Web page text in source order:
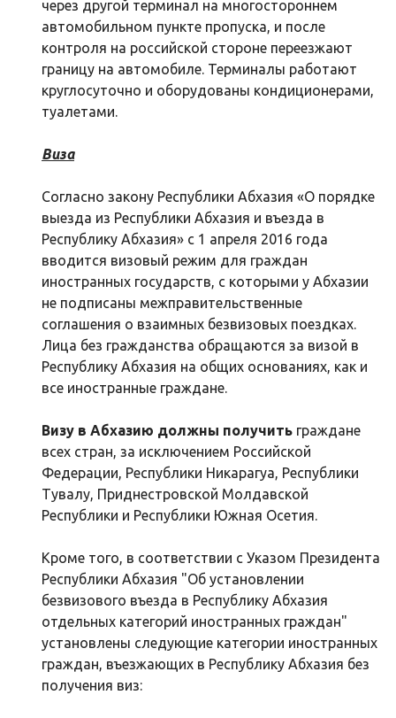
через другой терминал на многостороннем
автомобильном пункте пропуска, и после
контроля на российской стороне переезжают
границу на автомобиле. Терминалы работают
круглосуточно и оборудованы кондиционерами,
туалетами.
Виза
Согласно закону Республики Абхазия «О порядке
выезда из Республики Абхазия и въезда в
Республику Абхазия» с 1 апреля 2016 года
вводится визовый режим для граждан
иностранных государств, с которыми у Абхазии
не подписаны межправительственные
соглашения о взаимных безвизовых поездках.
Лица без гражданства обращаются за визой в
Республику Абхазия на общих основаниях, как и
все иностранные граждане.
Визу в Абхазию должны получить граждане
всех стран, за исключением Российской
Федерации, Республики Никарагуа, Республики
Тувалу, Приднестровской Молдавской
Республики и Республики Южная Осетия.
Кроме того, в соответствии с Указом Президента
Республики Абхазия "Об установлении
безвизового въезда в Республику Абхазия
отдельных категорий иностранных граждан"
установлены следующие категории иностранных
граждан, въезжающих в Республику Абхазия без
получения виз: